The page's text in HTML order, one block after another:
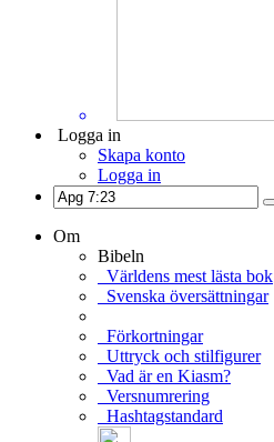
Logga in
Skapa konto
Logga in
Om
Bibeln
Världens mest lästa bok
Svenska översättningar
Förkortningar
Uttryck och stilfigurer
Vad är en Kiasm?
Versnumrering
Hashtagstandard